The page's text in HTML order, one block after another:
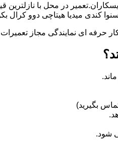
در محل با
کندی میدیا هیتاچی دوو کرال
حرفه ای نمایندگی مجاز
بگیرید)
شود.